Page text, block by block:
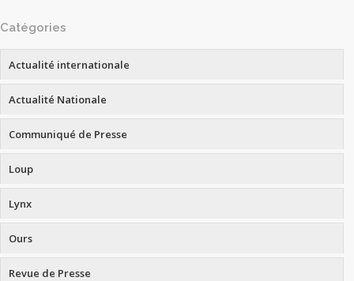
Catégories
Actualité internationale
Actualité Nationale
Communiqué de Presse
Loup
Lynx
Ours
Revue de Presse